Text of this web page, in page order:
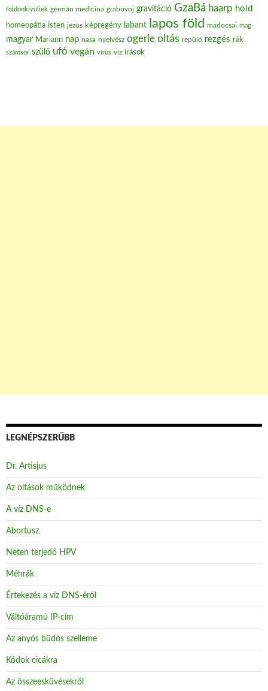
földönkívüliek germán medicina grabovoj gravitáció GzaBá haarp hold
homeopátia isten jézus képregény labant lapos föld madocsai mag
magyar Mariann nap nasa nyelvész ogerle oltás repülő rezgés rák
számsor szülő ufó vegán vírus víz írások
LEGNÉPSZERŰBB
Dr. Artisjus
Az oltások működnek
A víz DNS-e
Abortusz
Neten terjedő HPV
Méhrák
Értekezés a víz DNS-éről
Váltóáramú IP-cím
Az anyós büdös szelleme
Kódok cicákra
Az összeesküvésekről